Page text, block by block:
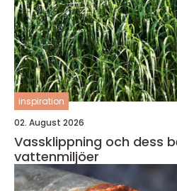
inspiration
02. August 2026
Vassklippning och dess
vattenmiljöer